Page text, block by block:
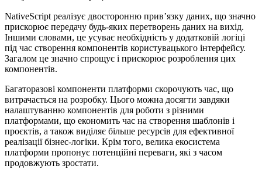
NativeScript реалізує двосторонню прив’язку даних, що значно
прискорює передачу будь-яких перетворень даних на вихід.
Іншими словами, це усуває необхідність у додатковій логіці
під час створення компонентів користувацького інтерфейсу.
Загалом це значно спрощує і прискорює розроблення цих
компонентів.
Багаторазові компоненти платформи скорочують час, що
витрачається на розробку. Цього можна досягти завдяки
налаштуванню компонентів для роботи з різними
платформами, що економить час на створення шаблонів і
проєктів, а також виділяє більше ресурсів для ефективної
реалізації бізнес-логіки. Крім того, велика екосистема
платформи пропонує потенційні переваги, які з часом
продовжують зростати.